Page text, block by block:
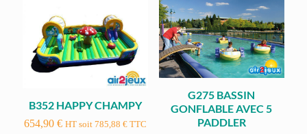
B352 HAPPY CHAMPY
654,90€ HT soit785,88€ TTC
G275 BASSIN
GONFLABLE AVEC 5
PADDLER